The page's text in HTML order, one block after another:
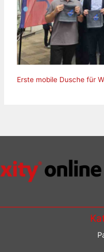
Erste mobile Dusche für